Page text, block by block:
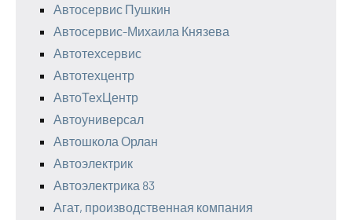
Автосервис Пушкин
Автосервис-Михаила Князева
Автотехсервис
Автотехцентр
АвтоТехЦентр
Автоуниверсал
Автошкола Орлан
Автоэлектрик
Автоэлектрика 83
Агат, производственная компания